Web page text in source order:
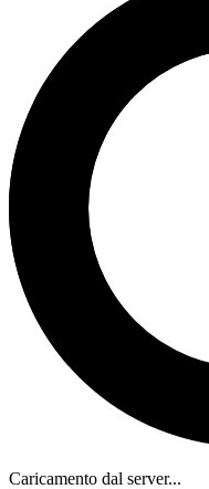
Caricamento dal server...